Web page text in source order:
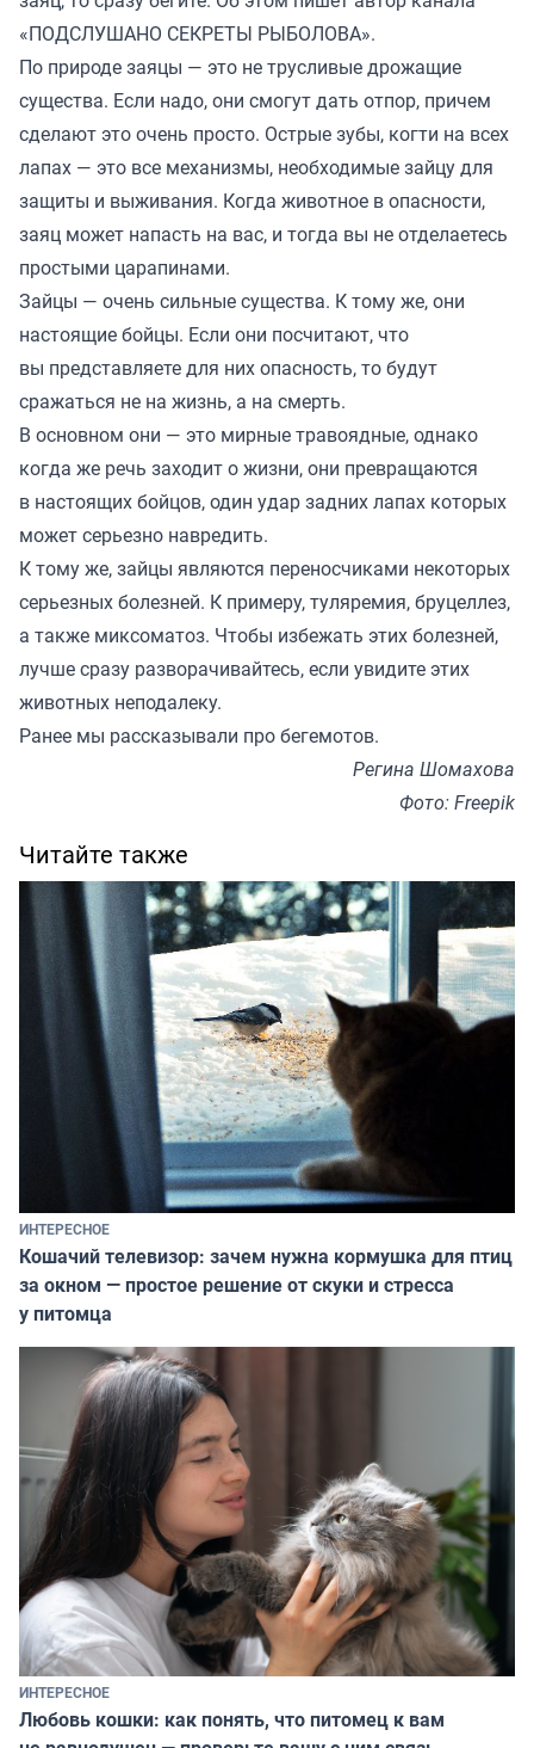
«ПОДСЛУШАНО СЕКРЕТЫ РЫБОЛОВА».
По природе заяцы — это не трусливые дрожащие
существа. Если надо, они смогут дать отпор, причем
сделают это очень просто. Острые зубы, когти на всех
лапах — это все механизмы, необходимые зайцу для
защиты и выживания. Когда животное в опасности,
заяц может напасть на вас, и тогда вы не отделаетесь
простыми царапинами.
Зайцы — очень сильные существа. К тому же, они
настоящие бойцы. Если они посчитают, что
вы представляете для них опасность, то будут
сражаться не на жизнь, а на смерть.
В основном они — это мирные травоядные, однако
когда же речь заходит о жизни, они превращаются
в настоящих бойцов, один удар задних лапах которых
может серьезно навредить.
К тому же, зайцы являются переносчиками некоторых
серьезных болезней. К примеру, туляремия, бруцеллез,
а также миксоматоз. Чтобы избежать этих болезней,
лучше сразу разворачивайтесь, если увидите этих
животных неподалеку.
Ранее мы рассказывали про бегемотов.
Регина Шомахова
Фото: Freepik
Читайте также
ИНТЕРЕСНОЕ
Кошачий телевизор: зачем нужна кормушка для птиц
за окном — простое решение от скуки и стресса
у питомца
ИНТЕРЕСНОЕ
Любовь кошки: как понять, что питомец к вам